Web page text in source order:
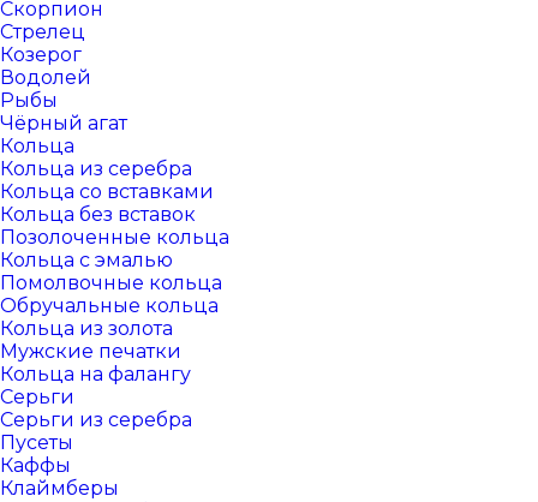
Скорпион
Стрелец
Козерог
Водолей
Рыбы
Чёрный агат
Кольца
Кольца из серебра
Кольца со вставками
Кольца без вставок
Позолоченные кольца
Кольца с эмалью
Помолвочные кольца
Обручальные кольца
Кольца из золота
Мужские печатки
Кольца на фалангу
Серьги
Серьги из серебра
Пусеты
Каффы
Клаймберы